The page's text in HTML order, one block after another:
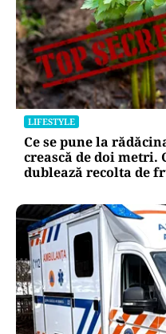
LIFESTYLE
Ce se pune la
crească de doi
dublează recolta de